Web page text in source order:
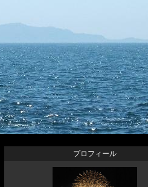
プロフィール